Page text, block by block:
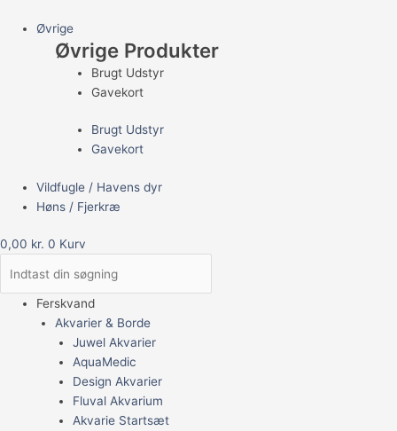
Øvrige
Øvrige Produkter
Brugt Udstyr
Gavekort
Brugt Udstyr
Gavekort
Vildfugle / Havens dyr
Høns / Fjerkræ
0,00 kr. 0 Kurv
Ferskvand
Akvarier & Borde
Juwel Akvarier
AquaMedic
Design Akvarier
Fluval Akvarium
Akvarie Startsæt